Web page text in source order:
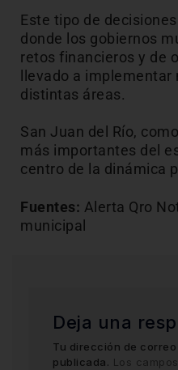
Este tipo de
donde los gobiernos
retos financieros y de
llevado a
distintas áreas.
San Juan del Río,
más importantes del
centro de la dinámica
Fuentes: Alerta Qro
municipal
Deja una
Tu dirección de
publicada. Los